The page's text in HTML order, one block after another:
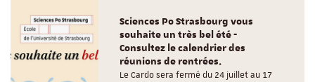
Sciences Po Strasbourg vous
souhaite un très bel été -
Consultez le calendrier des
réunions de rentrées.
Le Cardo sera fermé du 24 juillet au 17